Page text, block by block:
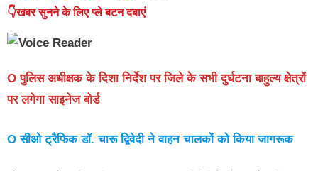
👇खबर सुनने के लिए प्ले बटन दबाएं
O पुलिस अधीक्षक के दिशा निर्देश पर जिले के सभी दुर्घटना बाहुल्य क्षेत्रों
पर लगेगा साइनेज बोर्ड
O सीओ ट्रैफिक डॉ. चारू द्विवेदी ने वाहन चालकों को किया जागरूक